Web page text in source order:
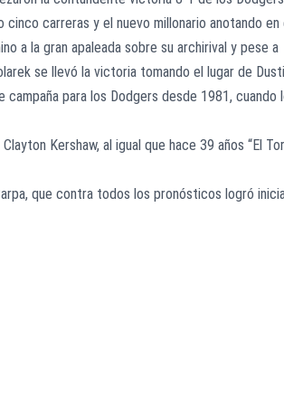
carreras y el nuevo millonario anotando en
a la gran apaleada sobre su archirival y pese a
se llevó la victoria tomando el lugar de
para los Dodgers desde 1981, cuando
Kershaw, al igual que hace 39 años “El
que contra todos los pronósticos logró